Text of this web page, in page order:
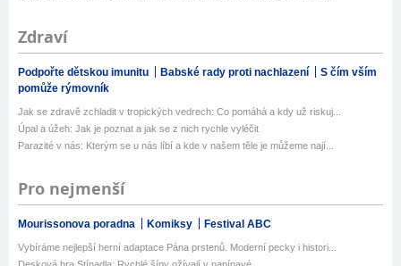
Zdraví
Podpořte dětskou imunitu Babské rady proti nachlazení
S čím vším
pomůže rýmovník
Jak se zdravě zchladit v tropických vedrech: Co pomáhá a kdy už riskuj...
Úpal a úžeh: Jak je poznat a jak se z nich rychle vyléčit
Parazité v nás: Kterým se u nás líbí a kde v našem těle je můžeme nají...
Pro nejmenší
Mourissonova poradna Komiksy Festival ABC
Vybíráme nejlepší herní adaptace Pána prstenů. Moderní pecky i histori...